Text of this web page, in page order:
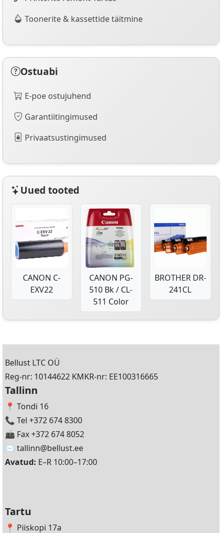
Toonerite & kassettide täitmine
Ostuabi
E-poe ostujuhend
Garantiitingimused
Privaatsustingimused
Uued tooted
CANON C-
EXV22
CANON PG-
510 Bk / CL-
511 Color
BROTHER DR-
241CL
Bellust LTC OÜ
Reg-nr: 10144622 KMKR-nr: EE100316665
Tallinn
📍 Tondi 16
📞 Tel +372 674 8300
📠 Fax +372 674 8052
✉️ tallinn@bellust.ee
Avatud: E–R 10:00–17:00
Tartu
📍 Piiskopi 17a